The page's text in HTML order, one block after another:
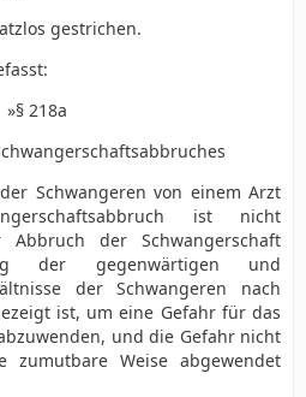
gestrichen.
»§ 218a
Schwangeren von einem Arzt
ist nicht
der Schwangerschaft
der gegenwärtigen und
der Schwangeren nach
ist, um eine Gefahr für das
und die Gefahr nicht
Weise abgewendet